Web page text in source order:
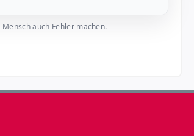
auch Fehler machen.